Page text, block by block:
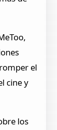
el
cine y
los